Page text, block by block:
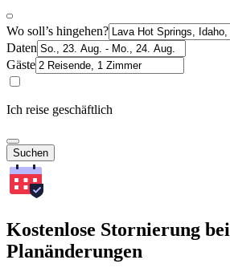
Wo soll’s hingehen?
Daten
Gäste
Ich reise geschäftlich
Suchen
Kostenlose Stornierung bei
Planänderungen